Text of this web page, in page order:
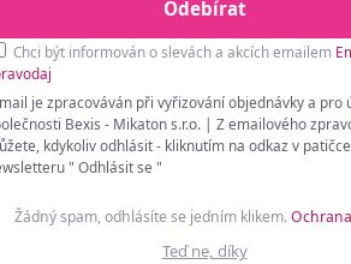
manipulace
krabičkách, aby nedošlo ke ztrátě
na individuálním nastavení
Odebírat
Chci být informován o slevách a akcích emailem
je zpracováván při vyřizování objednávky a pro
Bexis - Mikaton s.r.o. | Z emailového
kdykoliv odhlásit - kliknutím na odkaz v patičce
" Odhlásit se "
Žádný spam, odhlásíte se jedním klikem.
Teď ne, díky